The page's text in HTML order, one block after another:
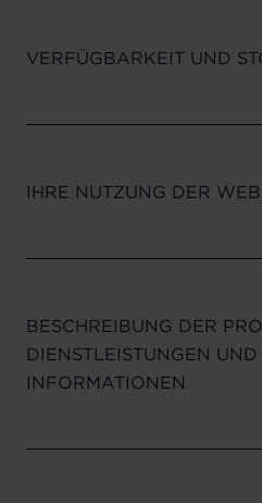
VERFÜGBARKEIT UND
IHRE NUTZUNG DER
BESCHREIBUNG DER
DIENSTLEISTUNGEN UND
INFORMATIONEN